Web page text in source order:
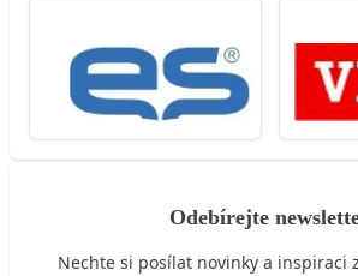
Odebírejte
Nechte si posílat novinky a inspiraci